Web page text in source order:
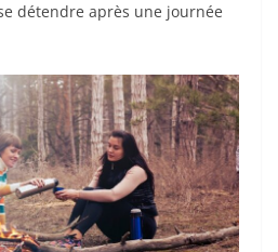
détendre après une journée